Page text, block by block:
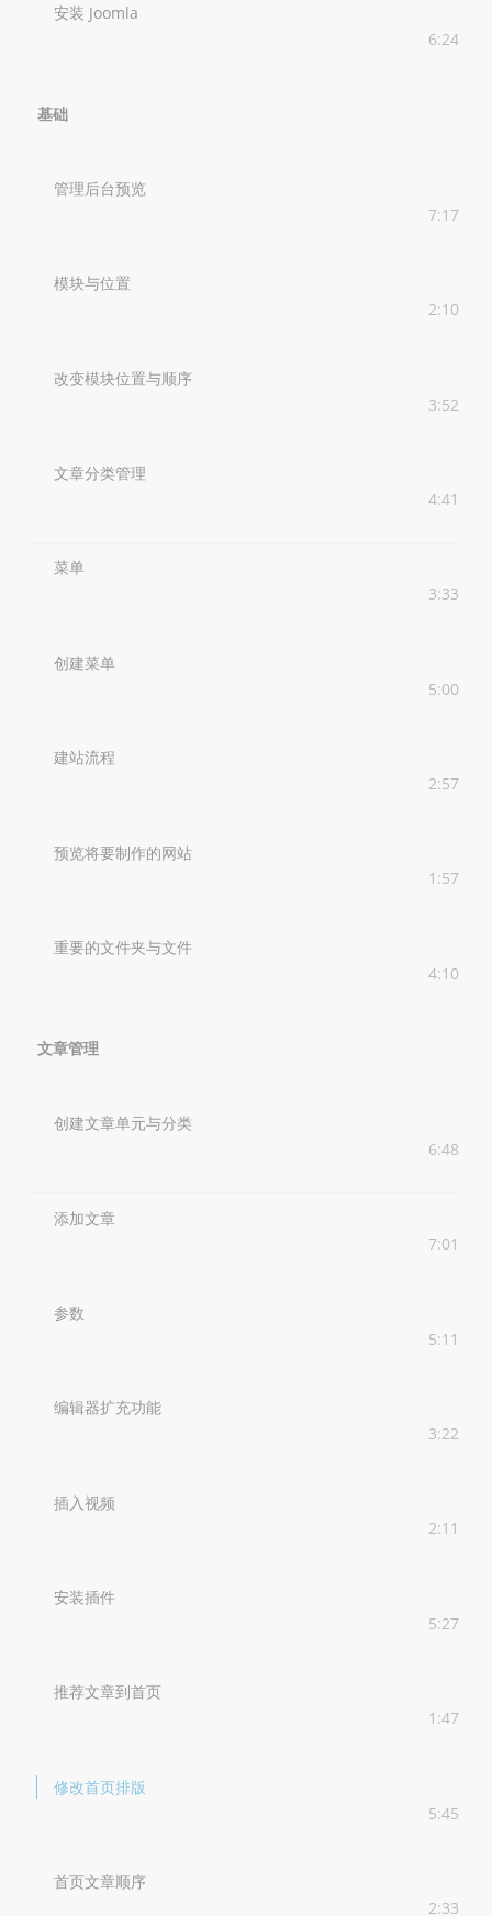
安装 Joomla
6:24
基础
管理后台预览
7:17
模块与位置
2:10
改变模块位置与顺序
3:52
文章分类管理
4:41
菜单
3:33
创建菜单
5:00
建站流程
2:57
预览将要制作的网站
1:57
重要的文件夹与文件
4:10
文章管理
创建文章单元与分类
6:48
添加文章
7:01
参数
5:11
编辑器扩充功能
3:22
插入视频
2:11
安装插件
5:27
推荐文章到首页
1:47
修改首页排版
5:45
首页文章顺序
2:33